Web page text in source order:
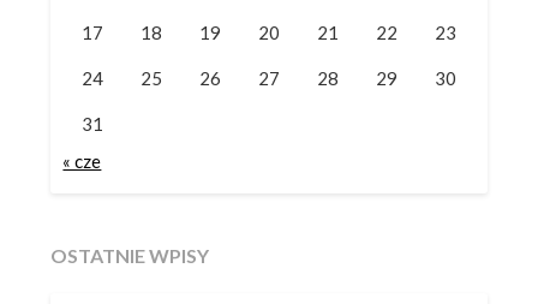
17 18 19 20 21 22 23
24 25 26 27 28 29 30
31
« cze
OSTATNIE WPISY